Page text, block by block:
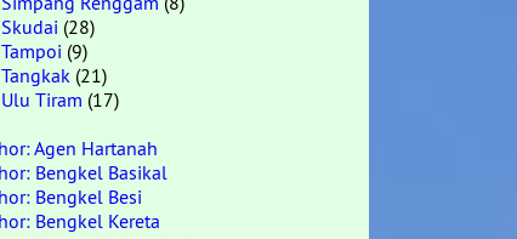
Skudai (28)
Tampoi (9)
Tangkak (21)
Ulu Tiram (17)
Agen Hartanah
Bengkel Basikal
Bengkel Besi
Bengkel Kereta